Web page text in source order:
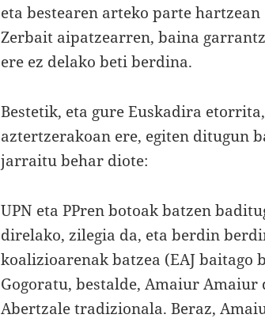
eta bestearen arteko parte
Zerbait aipatzearren, baina
ere ez delako beti berdina.
Bestetik, eta gure Euskadira
aztertzerakoan ere, egiten ditugun
jarraitu behar diote:
UPN eta PPren botoak batzen
direlako, zilegia da, eta berdin
koalizioarenak batzea (EAJ baitago
Gogoratu, bestalde, Amaiur Amaiur
Abertzale tradizionala. Beraz,